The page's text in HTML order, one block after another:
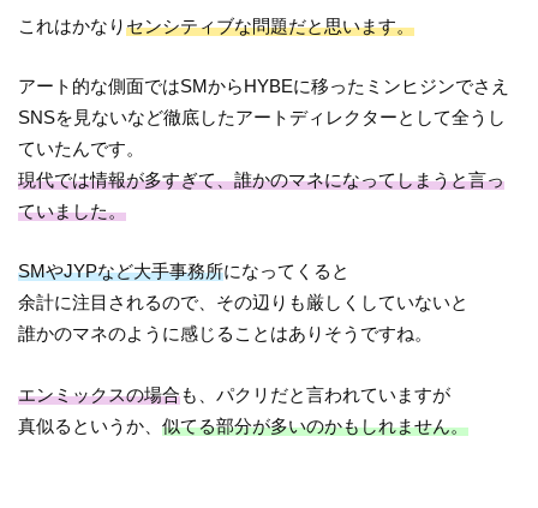
これはかなりセンシティブな問題だと思います。
アート的な側面ではSMからHYBEに移ったミンヒジンでさえ
SNSを見ないなど徹底したアートディレクターとして全うし
ていたんです。
現代では情報が多すぎて、誰かのマネになってしまうと言っ
ていました。
SMやJYPなど大手事務所になってくると
余計に注目されるので、その辺りも厳しくしていないと
誰かのマネのように感じることはありそうですね。
エンミックスの場合も、パクリだと言われていますが
真似るというか、似てる部分が多いのかもしれません。